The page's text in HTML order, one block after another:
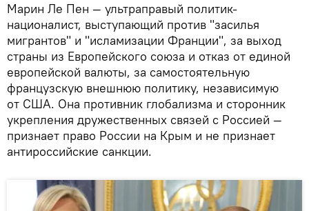
Марин Ле Пен — ультраправый политик-
националист, выступающий против "засилья
мигрантов" и "исламизации Франции", за выход
страны из Европейского союза и отказ от единой
европейской валюты, за самостоятельную
французскую внешнюю политику, независимую
от США. Она противник глобализма и сторонник
укрепления дружественных связей с Россией —
признает право России на Крым и не признает
антироссийские санкции.